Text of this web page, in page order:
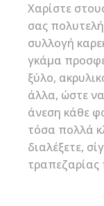
Χαρίστε
σας
συλλογή
γκάμα
ξύλο,
άλλα, ώστε
άνεση κάθε
τόσα πολλά
διαλέξετε,
τραπεζαρίας